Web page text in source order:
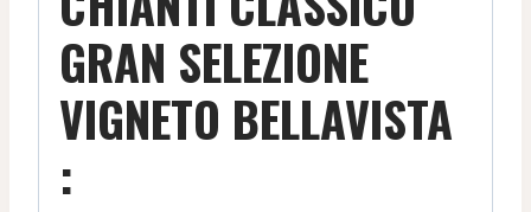
GRAN SELEZIONE
VIGNETO BELLAVISTA
: